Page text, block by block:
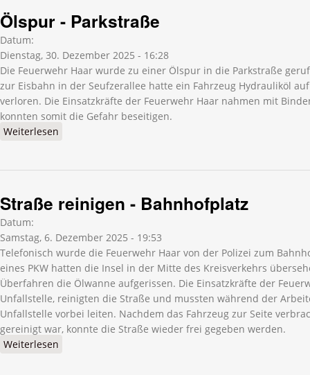
Ölspur - Parkstraße
Datum:
Dienstag, 30. Dezember 2025 - 16:28
Die Feuerwehr Haar wurde zu einer Ölspur in die Parkstraße
zur Eisbahn in der Seufzerallee hatte ein Fahrzeug Hydrauliköl
verloren. Die Einsatzkräfte der Feuerwehr Haar nahmen mit
konnten somit die Gefahr beseitigen.
Weiterlesen
Straße reinigen - Bahnhofplatz
Datum:
Samstag, 6. Dezember 2025 - 19:53
Telefonisch wurde die Feuerwehr Haar von der Polizei zum
eines PKW hatten die Insel in der Mitte des Kreisverkehrs
Überfahren die Ölwanne aufgerissen. Die Einsatzkräfte der
Unfallstelle, reinigten die Straße und mussten während der
Unfallstelle vorbei leiten. Nachdem das Fahrzeug zur Seite
gereinigt war, konnte die Straße wieder frei gegeben werden.
Weiterlesen